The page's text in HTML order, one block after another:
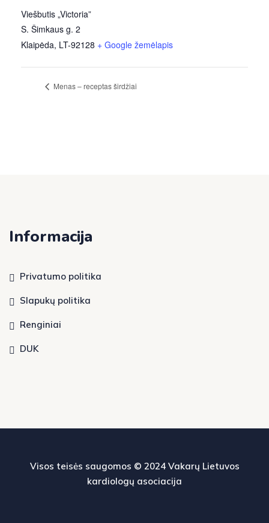
Viešbutis „Victoria”
S. Šimkaus g. 2
Klaipėda, LT-92128 + Google žemėlapis
Menas – receptas širdžiai
Informacija
Privatumo politika
Slapukų politika
Renginiai
DUK
Visos teisės saugomos © 2024 Vakarų Lietuvos
kardiologų asociacija